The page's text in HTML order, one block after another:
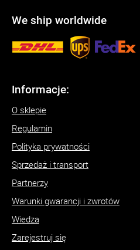
We ship worldwide
Informacje:
O sklepie
Regulamin
Polityka prywatności
Sprzedaż i transport
Partnerzy
Warunki gwarancji i zwrotów
Wiedza
Zarejestruj się